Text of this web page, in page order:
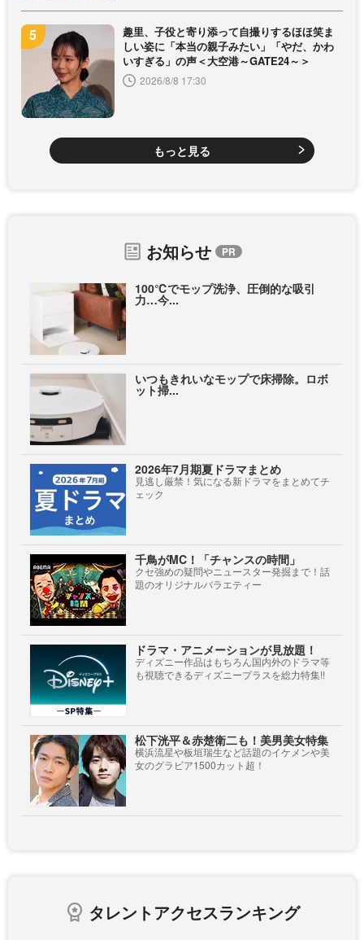
趣里、子役と寄り添って自撮りするほほ笑ま
しい姿に「本当の親子みたい」「やだ、かわ
いすぎる」の声＜大空港～GATE24～＞
2026/8/8 17:30
もっと見る
お知らせ
100℃でモップ洗浄、圧倒的な吸引
力…今...
いつもきれいなモップで床掃除。ロボ
ット掃...
2026年7月期夏ドラマまとめ
見逃し厳禁！気になる新ドラマをまとめてチ
ェック
千鳥がMC！「チャンスの時間」
クセ強めの疑問やニュースター発掘まで！話
題のオリジナルバラエティー
ドラマ・アニメーションが見放題！
ディズニー作品はもちろん国内外のドラマ等
も視聴できるディズニープラスを総力特集!!
松下洸平＆赤楚衛二も！美男美女特集
横浜流星や板垣瑞生など話題のイケメンや美
女のグラビア1500カット超！
タレントアクセスランキング